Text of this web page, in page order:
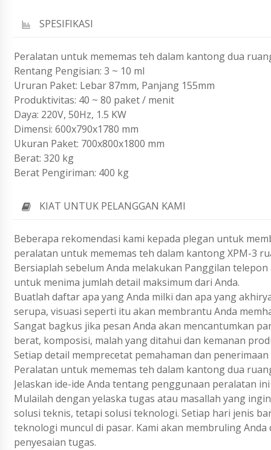
SPESIFIKASI
Peralatan untuk mememas teh dalam kantong dua
Rentang Pengisian: 3 ~ 10 ml
Ururan Paket: Lebar 87mm, Panjang 155mm
Produktivitas: 40 ~ 80 paket / menit
Daya: 220V, 50Hz, 1.5 KW
Dimensi: 600x790x1780 mm
Ukuran Paket: 700x800x1800 mm
Berat: 320 kg
Berat Pengiriman: 400 kg
KIAT UNTUK PELANGGAN KAMI
Beberapa rekomendasi kami kepada plegan untuk
peralatan untuk mememas teh dalam kantong XPM-3
Bersiaplah sebelum Anda melakukan Panggilan
untuk menima jumlah detail maksimum dari Anda.
Buatlah daftar apa yang Anda milki dan apa yang
serupa, visuasi seperti itu akan membrantu Anda
Sangat bagkus jika pesan Anda akan mencantumkan
berat, komposisi, malah yang ditahui dan kemanan
Setiap detail memprecetat pemahaman dan
Peralatan untuk mememas teh dalam kantong dua
Jelaskan ide-ide Anda tentang penggunaan peralatan
Mulailah dengan yelaska tugas atau masallah yang
solusi teknis, tetapi solusi teknologi. Setiap hari jenis
teknologi muncul di pasar. Kami akan membruling
penyesaian tugas.